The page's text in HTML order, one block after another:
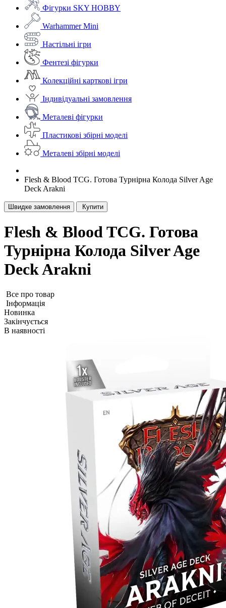
Фігурки SKY HOBBY
Warhammer Mini
Настільні ігри
Фентезі фігурки
Колекційні карткові ігри
Індивідуальні замовлення
Металеві фігурки
Пластикові збірні моделі
Металеві збірні моделі
Flesh & Blood TCG. Готова Турнірна Колода Silver Age
Deck Arakni
Швидке замовлення Купити
Flesh & Blood TCG. Готова
Турнірна Колода Silver Age
Deck Arakni
Все про товар
Iнформація
Новинка
Закінчується
В наявності